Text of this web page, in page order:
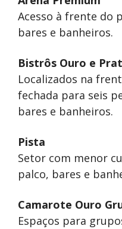
Acesso à frente do
bares e banheiros.
Bistrôs Ouro e
Localizados na
fechada para seis
bares e banheiros.
Pista
Setor com menor
palco, bares e
Camarote Ouro
Espaços para